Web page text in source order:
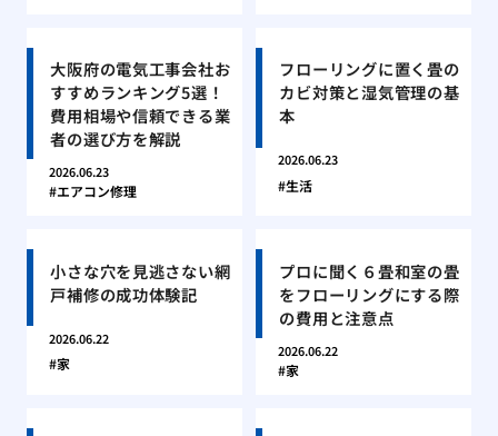
大阪府の電気工事会社お
すすめランキング5選！
費用相場や信頼できる業
者の選び方を解説
2026.06.23
エアコン修理
フローリングに置く畳の
カビ対策と湿気管理の基
本
2026.06.23
生活
小さな穴を見逃さない網
戸補修の成功体験記
2026.06.22
家
プロに聞く６畳和室の畳
をフローリングにする際
の費用と注意点
2026.06.22
家